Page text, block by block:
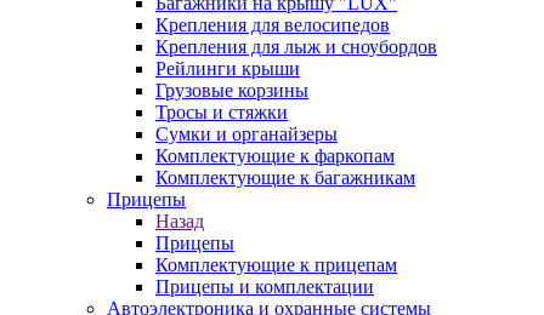
Крепления для велосипедов
Крепления для лыж и сноубордов
Рейлинги крыши
Грузовые корзины
Тросы и стяжки
Сумки и органайзеры
Комплектующие к фаркопам
Комплектующие к багажникам
Прицепы
Назад
Прицепы
Комплектующие к прицепам
Прицепы и комплектации
Автоэлектроника и охранные системы